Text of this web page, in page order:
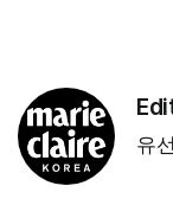
유